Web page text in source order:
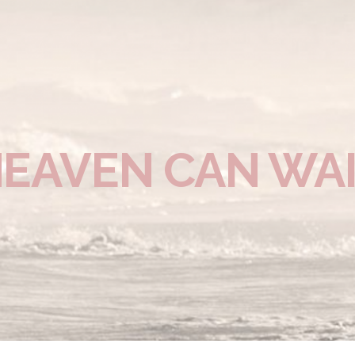
CAN